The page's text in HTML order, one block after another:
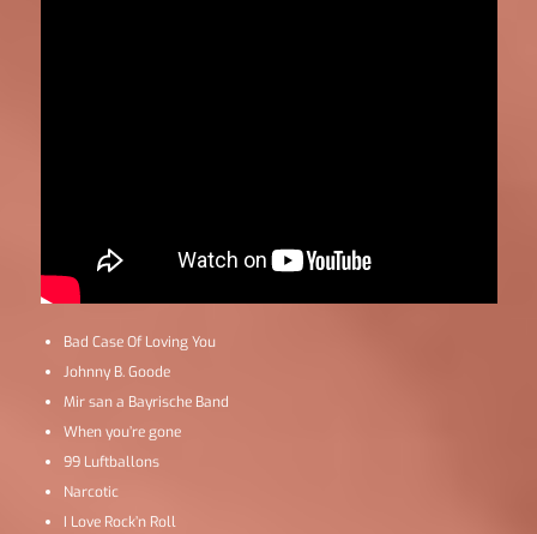
Bad Case Of Loving You
Johnny B. Goode
Mir san a Bayrische Band
When you’re gone
99 Luftballons
Narcotic
I Love Rock’n Roll